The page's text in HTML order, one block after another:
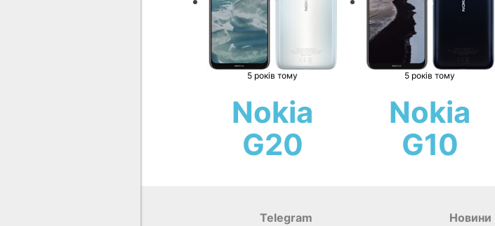
5 років тому
Nokia
G20
5 років тому
Nokia
G10
Telegram Новини